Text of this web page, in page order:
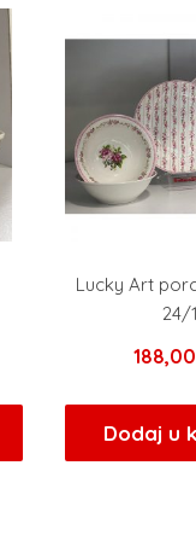
Lucky Art
24/1
188,00
Dodaj u